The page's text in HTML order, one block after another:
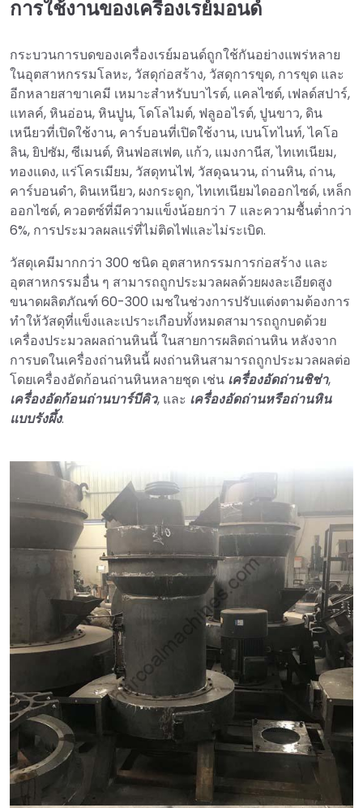
การใช้งานของเครื่องเรย์มอนด์
กระบวนการบดของเครื่องเรย์มอนด์ถูกใช้กันอย่างแพร่หลาย
ในอุตสาหกรรมโลหะ, วัสดุก่อสร้าง, วัสดุการขุด, การขุด และ
อีกหลายสาขาเคมี เหมาะสำหรับบาไรต์, แคลไซต์, เฟลด์สปาร์,
แทลค์, หินอ่อน, หินปูน, โดโลไมต์, ฟลูออไรต์, ปูนขาว, ดิน
เหนียวที่เปิดใช้งาน, คาร์บอนที่เปิดใช้งาน, เบนโทไนท์, ไคโอ
ลิน, ยิปซัม, ซีเมนต์, หินฟอสเฟต, แก้ว, แมงกานีส, ไทเทเนียม,
ทองแดง, แร่โครเมียม, วัสดุทนไฟ, วัสดุฉนวน, ถ่านหิน, ถ่าน,
คาร์บอนดำ, ดินเหนียว, ผงกระดูก, ไทเทเนียมไดออกไซด์, เหล็ก
ออกไซด์, ควอตซ์ที่มีความแข็งน้อยกว่า 7 และความชื้นต่ำกว่า
6%, การประมวลผลแร่ที่ไม่ติดไฟและไม่ระเบิด.
วัสดุเคมีมากกว่า 300 ชนิด อุตสาหกรรมการก่อสร้าง และ
อุตสาหกรรมอื่น ๆ สามารถถูกประมวลผลด้วยผงละเอียดสูง
ขนาดผลิตภัณฑ์ 60-300 เมชในช่วงการปรับแต่งตามต้องการ
ทำให้วัสดุที่แข็งและเปราะเกือบทั้งหมดสามารถถูกบดด้วย
เครื่องประมวลผลถ่านหินนี้ ในสายการผลิตถ่านหิน หลังจาก
การบดในเครื่องถ่านหินนี้ ผงถ่านหินสามารถถูกประมวลผลต่อ
โดยเครื่องอัดก้อนถ่านหินหลายชุด เช่น เครื่องอัดถ่านชิช่า,
เครื่องอัดก้อนถ่านบาร์บีคิว, และ เครื่องอัดถ่านหรือถ่านหิน
แบบรังผึ้ง.